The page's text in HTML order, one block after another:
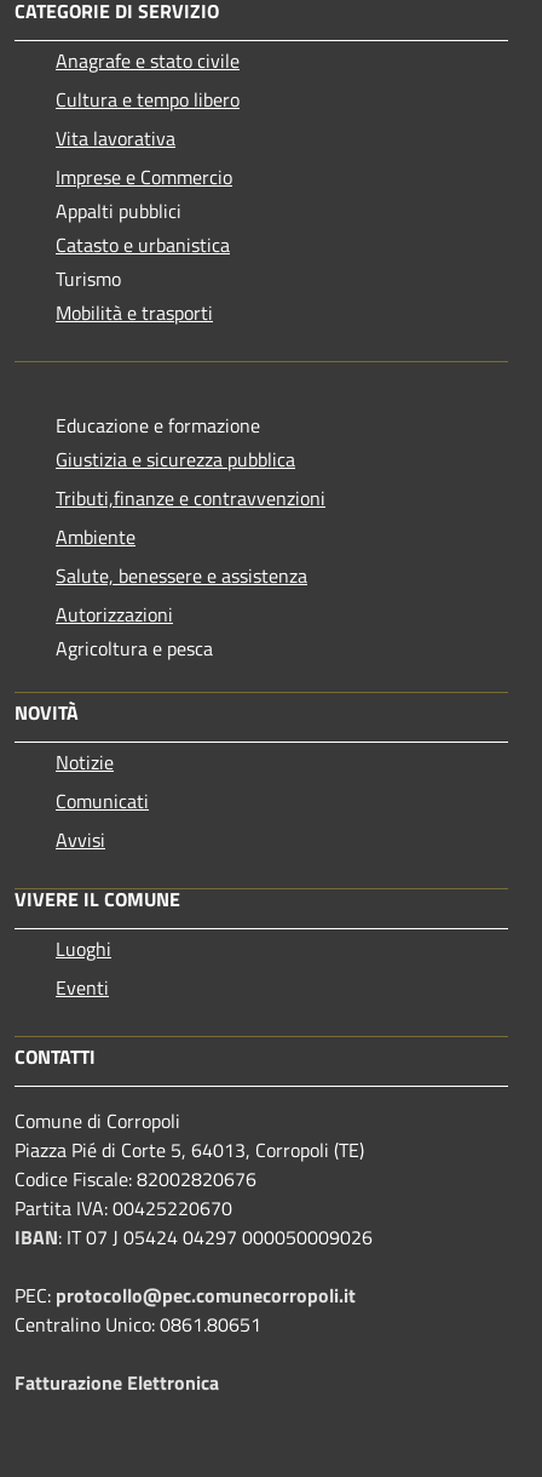
CATEGORIE DI SERVIZIO
Anagrafe e stato civile
Cultura e tempo libero
Vita lavorativa
Imprese e Commercio
Appalti pubblici
Catasto e urbanistica
Turismo
Mobilità e trasporti
Educazione e formazione
Giustizia e sicurezza pubblica
Tributi,finanze e contravvenzioni
Ambiente
Salute, benessere e assistenza
Autorizzazioni
Agricoltura e pesca
NOVITÀ
Notizie
Comunicati
Avvisi
VIVERE IL COMUNE
Luoghi
Eventi
CONTATTI
Comune di Corropoli
Piazza Pié di Corte 5, 64013, Corropoli (TE)
Codice Fiscale: 82002820676
Partita IVA: 00425220670
IBAN: IT 07 J 05424 04297 000050009026
PEC: protocollo@pec.comunecorropoli.it
Centralino Unico: 0861.80651
Fatturazione Elettronica